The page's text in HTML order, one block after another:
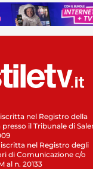
nel Registro della
il Tribunale di
nel Registro degli
di Comunicazione c/o
al n. 20133